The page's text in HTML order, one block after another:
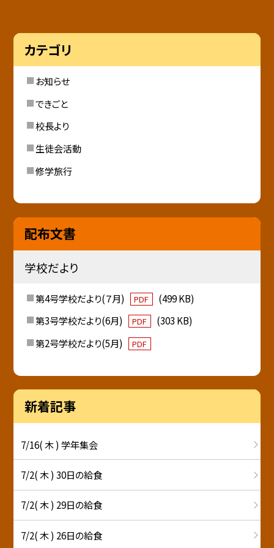
カテゴリ
お知らせ
できごと
校長より
生徒会活動
修学旅行
配布文書
学校だより
第4号学校だより(７月) PDF
(499 KB)
第3号学校だより(6月)
PDF
(303 KB)
第2号学校だより(5月)
PDF
新着記事
7/16( 木 ) 学年集会
7/2( 木 ) 30日の給食
7/2( 木 ) 29日の給食
7/2( 木 ) 26日の給食